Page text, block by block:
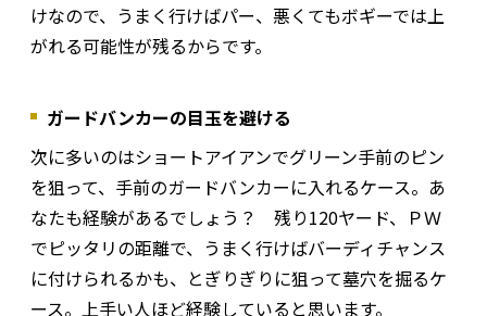
けなので、うまく行けばパー、悪くてもボギーでは上
がれる可能性が残るからです。
ガードバンカーの目玉を避ける
次に多いのはショートアイアンでグリーン手前のピン
を狙って、手前のガードバンカーに入れるケース。あ
なたも経験があるでしょう？ 残り120ヤード、ＰＷ
でピッタリの距離で、うまく行けばバーディチャンス
に付けられるかも、とぎりぎりに狙って墓穴を掘るケ
ース。上手い人ほど経験していると思います。